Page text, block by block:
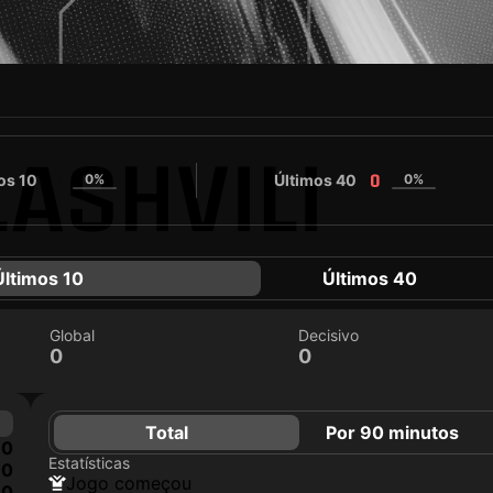
10 0% Últimos 40 0 0%
10 Últimos 40
Global
0
Decisivo
0
0
0
Total Por 90 minutos
Estatísticas
jogo começou